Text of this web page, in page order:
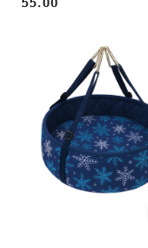
królika, kawii i gryzoni
Cena: